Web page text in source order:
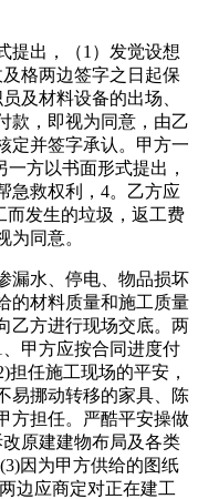
出，（1）发觉设想
格两边签字之日起保
及材料设备的出场、
款，即视为同意，由乙
定并签字承认。甲方一
方以书面形式提出，
急救权利，4。乙方应
而发生的垃圾，返工费
为同意。
水、停电、物品损坏
的材料质量和施工质量
乙方进行现场交底。两
甲方应按合同进度付
任施工现场的平安，
易挪动转移的家具、陈
方担任。严酷平安操做
原建建物布局及各类
因为甲方供给的图纸
边应商定对正在建工